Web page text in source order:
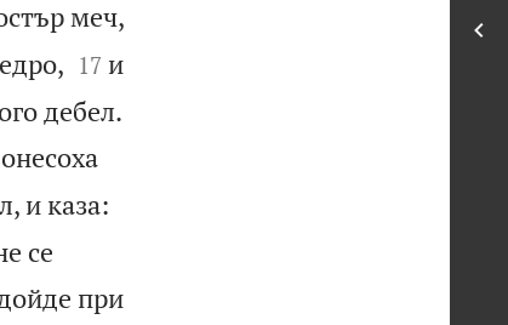
меч,


17 и
дебел.
и каза:
се
при